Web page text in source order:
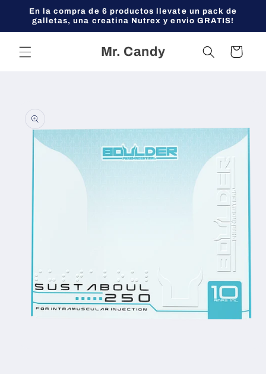
directamente
al contenido
En la compra de 6 productos llevate un pack de
galletas, una creatina Nutrex y envio GRATIS!
Mr. Candy Carrito
información